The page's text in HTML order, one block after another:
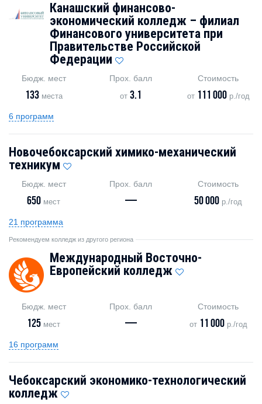
Канашский финансово-
экономический колледж – филиал
Финансового университета при
Правительстве Российской
Федерации
Бюдж. мест
133места
Прох. балл
от3.1
Стоимость
от 111 000р./год
6 программ
Новочебоксарский химико-механический
техникум
Бюдж. мест
650 мест
Прох. балл
—
Стоимость
50 000 р./год
21 программа
Рекомендуем колледж из другого региона
Международный Восточно-
Европейский колледж
Бюдж. мест
125 мест
Прох. балл
—
Стоимость
от 11 000р./год
16 программ
Чебоксарский экономико-технологический
колледж